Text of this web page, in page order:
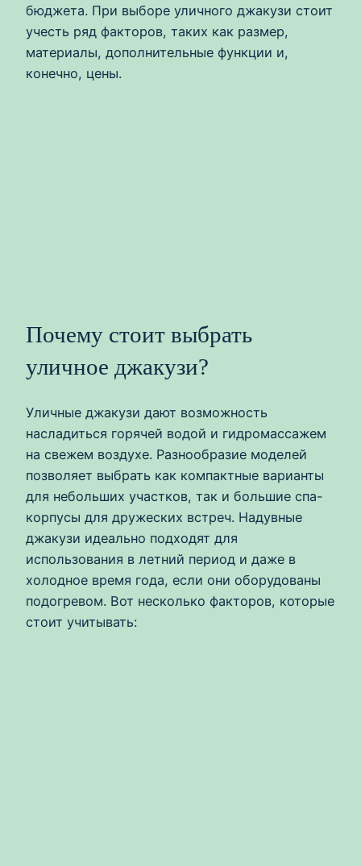
бюджета. При выборе уличного джакузи стоит
учесть ряд факторов, таких как размер,
материалы, дополнительные функции и,
конечно, цены.
Почему стоит выбрать
уличное джакузи?
Уличные джакузи дают возможность
насладиться горячей водой и гидромассажем
на свежем воздухе. Разнообразие моделей
позволяет выбрать как компактные варианты
для небольших участков, так и большие спа-
корпусы для дружеских встреч. Надувные
джакузи идеально подходят для
использования в летний период и даже в
холодное время года, если они оборудованы
подогревом. Вот несколько факторов, которые
стоит учитывать: